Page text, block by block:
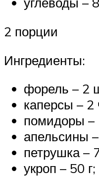
2 порции
Ингредиенты:
форель – 2
каперсы –
помидоры –
апельсины
петрушка –
укроп – 50 г;